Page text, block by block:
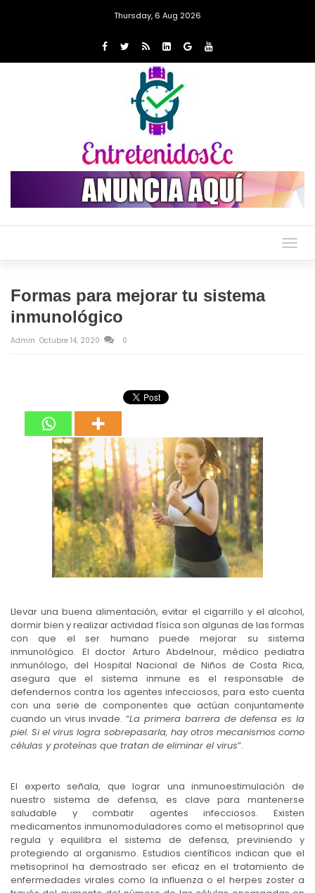
Thursday, 6 Aug 2026
Formas para mejorar tu sistema
inmunológico
Admin Octubre 14, 2020 0
Llevar una buena alimentación, evitar el cigarrillo y el alcohol,
dormir bien y realizar actividad física son algunas de las formas
con que el ser humano puede mejorar su sistema
inmunológico. El doctor Arturo Abdelnour, médico pediatra
inmunólogo, del Hospital Nacional de Niños de Costa Rica,
asegura que el sistema inmune es el responsable de
defendernos contra los agentes infecciosos, para esto cuenta
con una serie de componentes que actúan conjuntamente
cuando un virus invade. “La primera barrera de defensa es la
piel. Si el virus logra sobrepasarla, hay otros mecanismos como
células y proteínas que tratan de eliminar el virus”.
El experto señala, que lograr una inmunoestimulación de
nuestro sistema de defensa, es clave para mantenerse
saludable y combatir agentes infecciosos. Existen
medicamentos inmunomoduladores como el metisoprinol que
regula y equilibra el sistema de defensa, previniendo y
protegiendo al organismo. Estudios científicos indican que el
metisoprinol ha demostrado ser eficaz en el tratamiento de
enfermedades virales como la influenza o el herpes zoster a